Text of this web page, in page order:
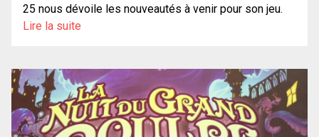
25 nous dévoile les nouveautés à venir pour son jeu.
Lire la suite